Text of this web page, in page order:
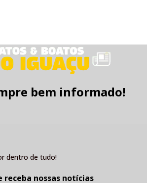
bem informado!
dentro de tudo!
receba nossas notícias